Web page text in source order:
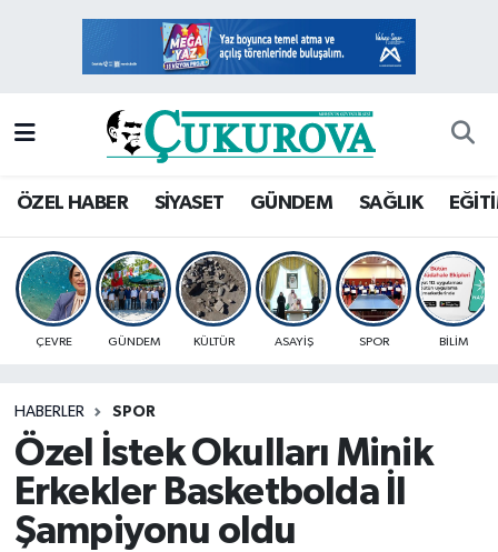
ÖZEL HABER SİYASET GÜNDEM SAĞLIK
ÇEVRE GÜNDEM KÜLTÜR ASAYİŞ SPOR BİLİM
HABERLER SPOR
Özel İstek Okulları Minik
Erkekler Basketbolda İl
Şampiyonu oldu
Mersin Hava Durumu
Mersin Namaz Vakitleri
Mersin Trafik Yoğunluk Haritası
Süper Lig Puan Durumu ve Fikstür
Haber Arşivi